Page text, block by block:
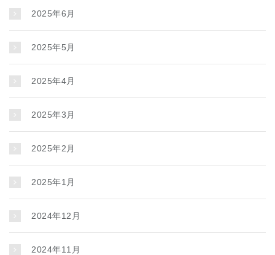
2025年6月
2025年5月
2025年4月
2025年3月
2025年2月
2025年1月
2024年12月
2024年11月